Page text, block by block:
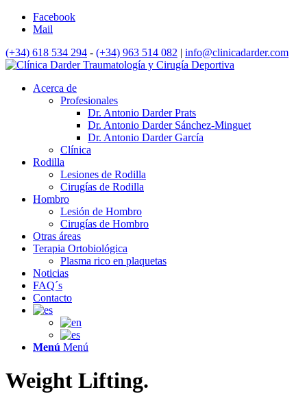
Facebook
Mail
(+34) 618 534 294 - (+34) 963 514 082 | info@clinicadarder.com
Acerca de
Profesionales
Dr. Antonio Darder Prats
Dr. Antonio Darder Sánchez-Minguet
Dr. Antonio Darder García
Clínica
Rodilla
Lesiones de Rodilla
Cirugías de Rodilla
Hombro
Lesión de Hombro
Cirugías de Hombro
Otras áreas
Terapia Ortobiológica
Plasma rico en plaquetas
Noticias
FAQ´s
Contacto
Menú Menú
Weight Lifting.